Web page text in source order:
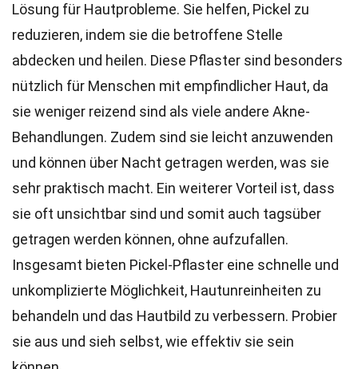
Lösung für Hautprobleme. Sie helfen, Pickel zu
reduzieren, indem sie die betroffene Stelle
abdecken und heilen. Diese Pflaster sind besonders
nützlich für Menschen mit empfindlicher Haut, da
sie weniger reizend sind als viele andere Akne-
Behandlungen. Zudem sind sie leicht anzuwenden
und können über Nacht getragen werden, was sie
sehr praktisch macht. Ein weiterer Vorteil ist, dass
sie oft unsichtbar sind und somit auch tagsüber
getragen werden können, ohne aufzufallen.
Insgesamt bieten Pickel-Pflaster eine schnelle und
unkomplizierte Möglichkeit, Hautunreinheiten zu
behandeln und das Hautbild zu verbessern. Probier
sie aus und sieh selbst, wie effektiv sie sein